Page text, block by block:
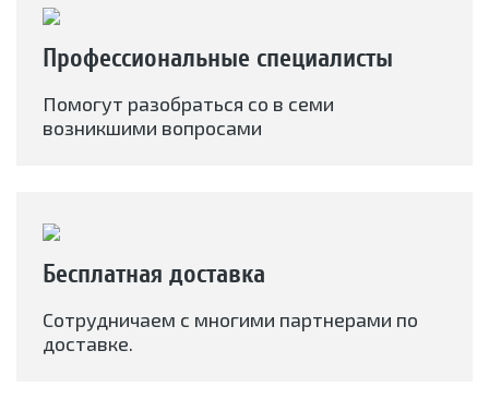
Профессиональные специалисты
Помогут разобраться со в семи
возникшими вопросами
Бесплатная доставка
Сотрудничаем с многими партнерами по
доставке.